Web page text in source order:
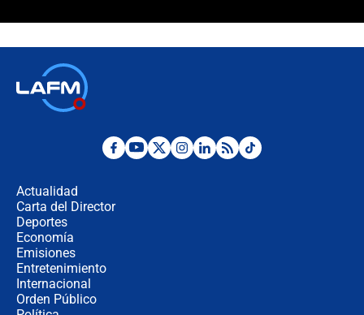
¿Por qué De la Espriella gobernará
Actualidad
Carta del Director
Deportes
Economía
Emisiones
Entretenimiento
Internacional
Orden Público